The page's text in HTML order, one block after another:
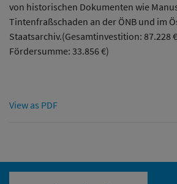
von historischen Dokumenten wie
Tintenfraßschaden an der ÖNB und im
Staatsarchiv.(Gesamtinvestition: 87.228
Fördersumme: 33.856 €)
View as PDF